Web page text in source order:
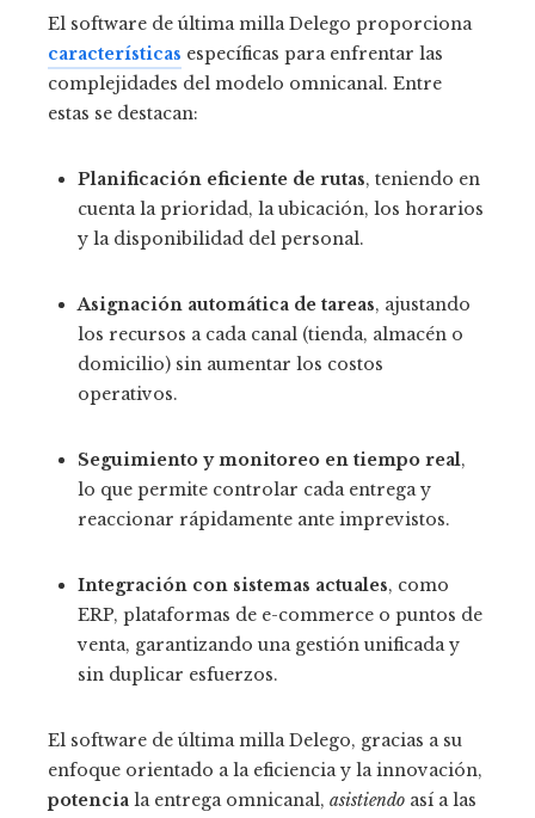
El software de última milla Delego proporciona
características específicas para enfrentar las
complejidades del modelo omnicanal. Entre
estas se destacan:
Planificación eficiente de rutas, teniendo en
cuenta la prioridad, la ubicación, los horarios
y la disponibilidad del personal.
Asignación automática de tareas, ajustando
los recursos a cada canal (tienda, almacén o
domicilio) sin aumentar los costos
operativos.
Seguimiento y monitoreo en tiempo real,
lo que permite controlar cada entrega y
reaccionar rápidamente ante imprevistos.
Integración con sistemas actuales, como
ERP, plataformas de e-commerce o puntos de
venta, garantizando una gestión unificada y
sin duplicar esfuerzos.
El software de última milla Delego, gracias a su
enfoque orientado a la eficiencia y la innovación,
potencia la entrega omnicanal, asistiendo así a las